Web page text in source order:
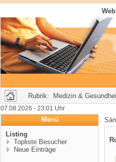
Rubrik: Medizin &
07.08.2026 - 23:01 Uhr
Menü
Listing
Topliste Besucher
Neue Einträge